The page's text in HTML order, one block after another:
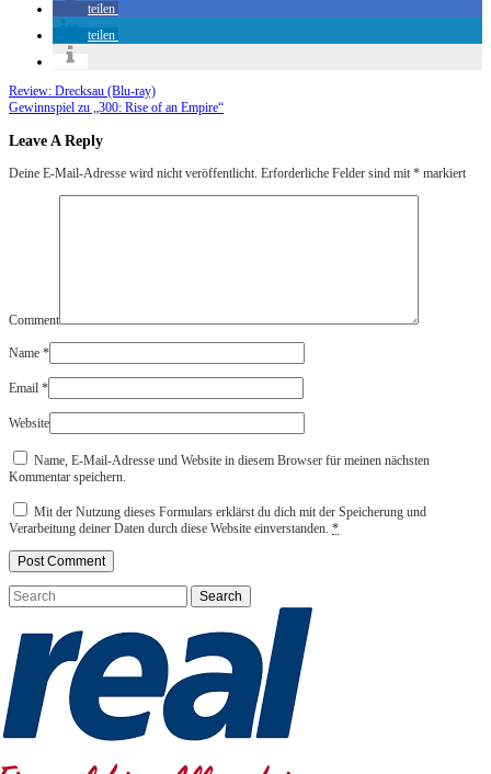
teilen
teilen
Review: Drecksau (Blu-ray)
Gewinnspiel zu „300: Rise of an Empire“
Leave A Reply
Deine E-Mail-Adresse wird nicht veröffentlicht. Erforderliche Felder sind mit * markiert
Comment
Name *
Email *
Website
Name, E-Mail-Adresse und Website in diesem Browser für meinen nächsten
Kommentar speichern.
Mit der Nutzung dieses Formulars erklärst du dich mit der Speicherung und
Verarbeitung deiner Daten durch diese Website einverstanden. *